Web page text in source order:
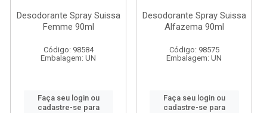
Desodorante Spray Suissa
Femme 90ml
Código: 98584
Embalagem: UN
Faça seu login ou
cadastre-se para
Desodorante Spray Suissa
Alfazema 90ml
Código: 98575
Embalagem: UN
Faça seu login ou
cadastre-se para